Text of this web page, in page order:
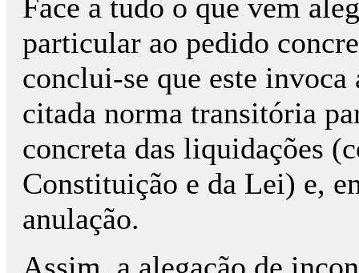
Face a tudo o que vem
particular ao pedido
conclui-se que este
citada norma transitória
concreta das liquidações
Constituição e da Lei) e,
anulação.